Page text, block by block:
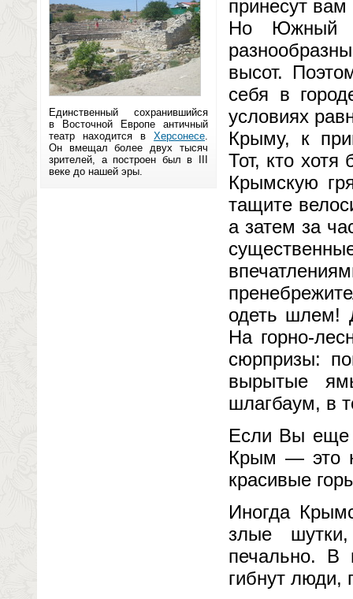
Единственный сохранившийся
в Восточной Европе античный
театр находится в Херсонесе.
Он вмещал более двух тысяч
зрителей, а построен был в III
веке до нашей эры.
принесут
Но Южный
высот.
себя в
условиях
Крыму, к
Тот, кто
Крымскую
тащите
а затем за
одеть шлем!
На горно-
сюрпризы:
вырытые
шлагбаум, в
Если Вы еще
Крым — это
красивые
Иногда
злые
печально. В
гибнут люди,